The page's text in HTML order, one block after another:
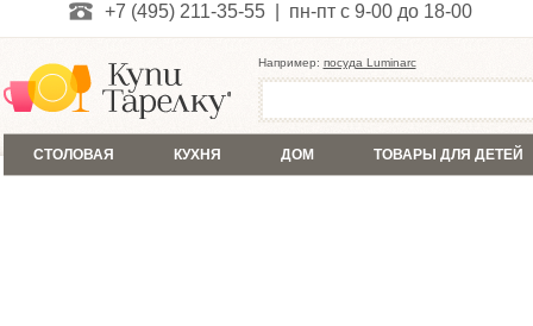
+7 (495) 211-35-55 | пн-пт с 9-00 до 18-00
Например: посуда Luminarc
СТОЛОВАЯ КУХНЯ ДОМ ТОВАРЫ ДЛЯ ДЕТЕЙ